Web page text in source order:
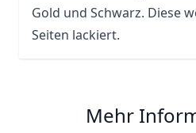
Gold und Schwarz. Diese
Seiten lackiert.
Mehr